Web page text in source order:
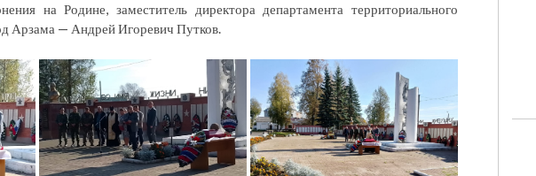
на Родине, заместитель директора департамента территориального
Арзама — Андрей Игоревич Путков.